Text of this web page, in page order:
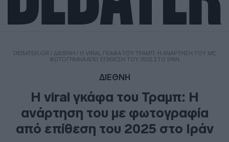
DEBATER.GR / ΔΙΕΘΝΗ / Η VIRAL ΓΚΆΦΑ ΤΟΥ ΤΡΑΜΠ: Η ΑΝΆΡΤΗΣΗ ΤΟΥ ΜΕ
ΦΩΤΟΓΡΑΦΊΑ ΑΠΌ ΕΠΊΘΕΣΗ ΤΟΥ 2025 ΣΤΟ ΙΡΆΝ
ΔΙΕΘΝΗ
Η viral γκάφα του Τραμπ: Η
ανάρτηση του με φωτογραφία
από επίθεση του 2025 στο Ιράν